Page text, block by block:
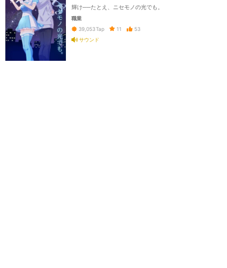
輝け──たとえ、ニセモノの光でも。
職業
39,053Tap 11
53
サウンド